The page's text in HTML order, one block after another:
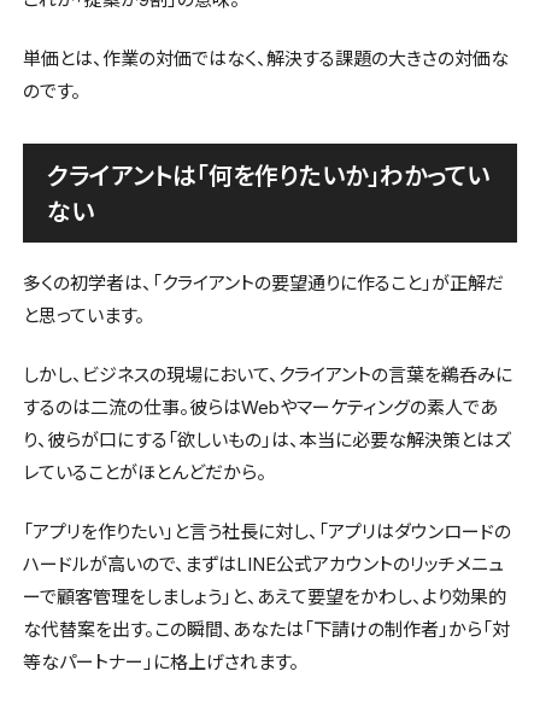
単価とは、作業の対価ではなく、解決する課題の大きさの対価な
のです。
クライアントは「何を作りたいか」わかってい
ない
多くの初学者は、「クライアントの要望通りに作ること」が正解だ
と思っています。
しかし、ビジネスの現場において、クライアントの言葉を鵜呑みに
するのは二流の仕事。彼らはWebやマーケティングの素人であ
り、彼らが口にする「欲しいもの」は、本当に必要な解決策とはズ
レていることがほとんどだから。
「アプリを作りたい」と言う社長に対し、「アプリはダウンロードの
ハードルが高いので、まずはLINE公式アカウントのリッチメニュ
ーで顧客管理をしましょう」と、あえて要望をかわし、より効果的
な代替案を出す。この瞬間、あなたは「下請けの制作者」から「対
等なパートナー」に格上げされます。